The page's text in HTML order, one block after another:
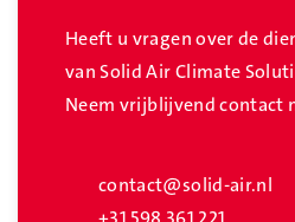
Heeft u vragen over de
van Solid Air Climate
Neem vrijblijvend contact
contact@solid-air.nl